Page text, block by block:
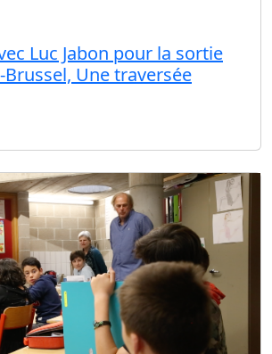
Luc Jabon pour la sortie
Une traversée